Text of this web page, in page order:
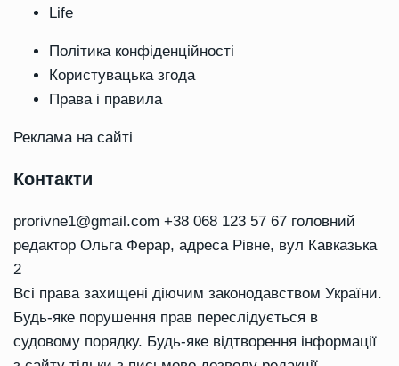
Life
Політика конфіденційності
Користувацька згода
Права і правила
Реклама на сайті
Контакти
prorivne1@gmail.com +38 068 123 57 67 головний
редактор Ольга Ферар, адреса Рівне, вул Кавказька
2
Всі права захищені діючим законодавством України.
Будь-яке порушення прав переслідується в
судовому порядку. Будь-яке відтворення інформації